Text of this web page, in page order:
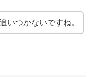
いつかないですね。